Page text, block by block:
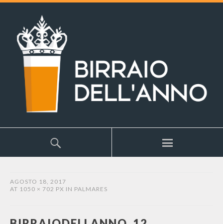
AGOSTO 18, 2017
AT 1050 × 702 PX IN PALMARES